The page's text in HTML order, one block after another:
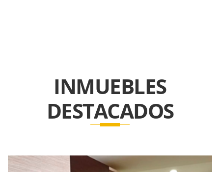
INMUEBLES
DESTACADOS